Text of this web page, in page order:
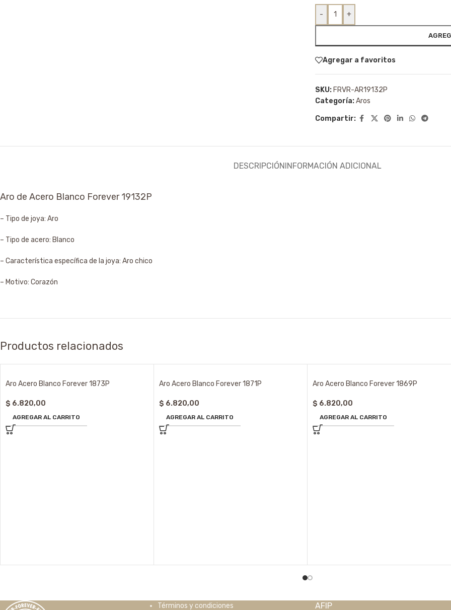
- +
Agregar a favoritos
SKU: FRVR-AR19132P
Categoría:Aros
Compartir:
DESCRIPCIÓNINFORMACIÓN ADICIONAL
Aro de Acero Blanco Forever 19132P
– Tipo de joya: Aro
– Tipo de acero: Blanco
– Característica específica de la joya: Aro chico
– Motivo: Corazón
Productos relacionados
Aro Acero Blanco Forever 1873P
$ 6.820,00
AGREGAR AL CARRITO
Aro Acero Blanco Forever 1871P
$ 6.820,00
AGREGAR AL CARRITO
Aro Acero Blanco Forever 1869P
$ 6.820,00
AGREGAR AL CARRITO
Términos y condiciones AFIP